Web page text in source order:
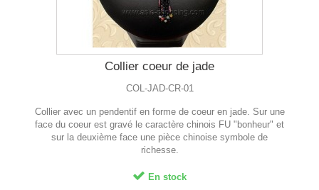
Collier coeur de jade
COL-JAD-CR-01
Collier avec un pendentif en forme de coeur en jade. Sur une
face du coeur est gravé le caractère chinois FU "bonheur" et
sur la deuxième face une pièce chinoise symbole de
richesse.
En stock